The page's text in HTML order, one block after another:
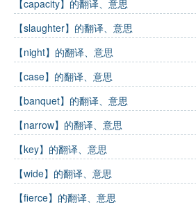
【capacity】的翻译、意思
【slaughter】的翻译、意思
【night】的翻译、意思
【case】的翻译、意思
【banquet】的翻译、意思
【narrow】的翻译、意思
【key】的翻译、意思
【wide】的翻译、意思
【fierce】的翻译、意思